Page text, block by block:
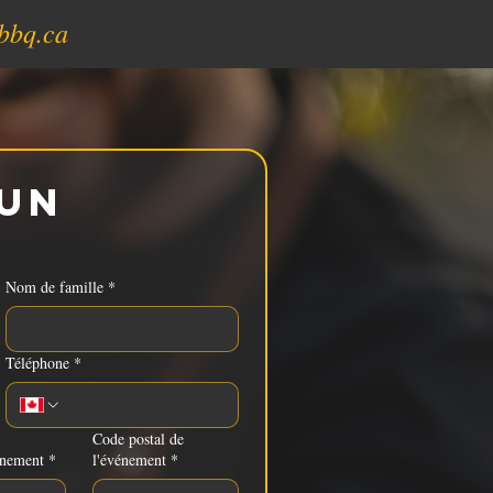
Nom de famille *
Téléphone *
*
Code postal de
l'événement *